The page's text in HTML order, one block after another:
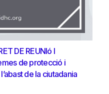
DE REUNIó I
de protecció i
de la ciutadania